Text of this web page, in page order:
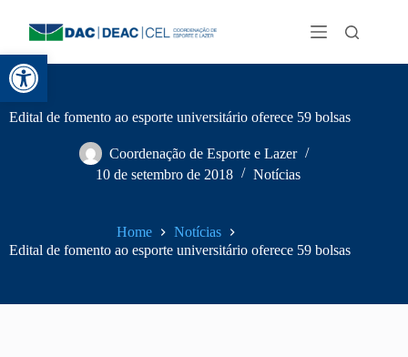
Abrir a barra de ferramentas
Edital de fomento ao esporte universitário oferece 59 bolsas
Coordenação de Esporte e Lazer
10 de setembro de 2018
Notícias
Home
Notícias
Edital de fomento ao esporte universitário oferece 59 bolsas